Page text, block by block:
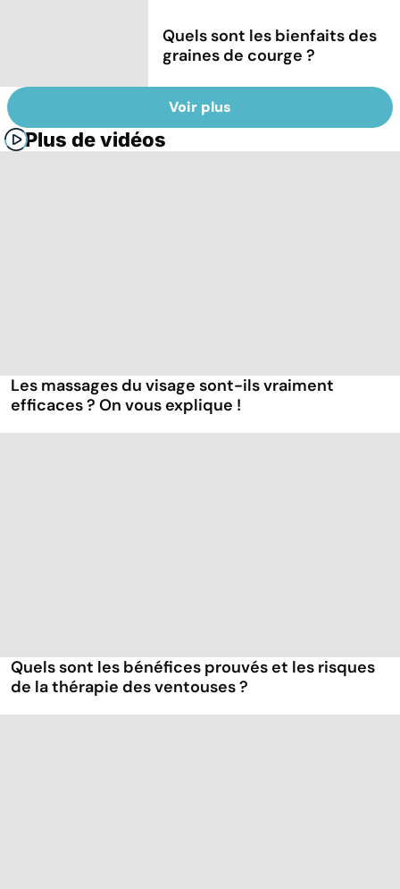
Quels sont les bienfaits des
graines de courge ?
Voir plus
Plus de vidéos
Les massages du visage sont-ils vraiment
efficaces ? On vous explique !
Quels sont les bénéfices prouvés et les risques
de la thérapie des ventouses ?